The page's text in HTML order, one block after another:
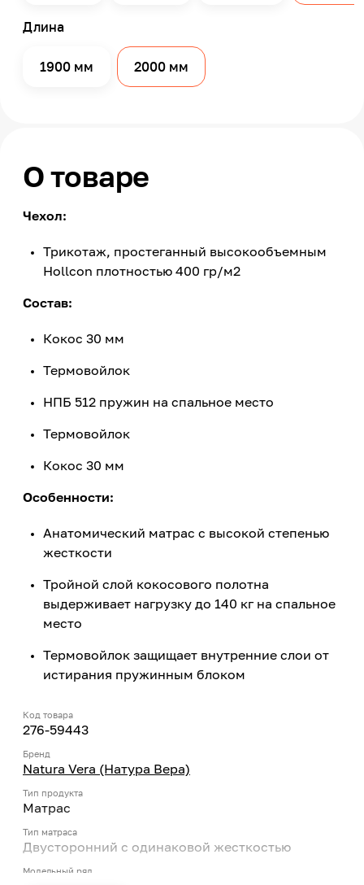
Длина
1900 мм 2000 мм
О товаре
Чехол:
Трикотаж, простеганный высокообъемным
Hollcon плотностью 400 гр/м2
Состав:
Кокос 30 мм
Термовойлок
НПБ 512 пружин на спальное место
Термовойлок
Кокос 30 мм
Особенности:
Анатомический матрас с высокой степенью
жесткости
Тройной слой кокосового полотна
выдерживает нагрузку до 140 кг на спальное
место
Термовойлок защищает внутренние слои от
истирания пружинным блоком
Код товара
276-59443
Бренд
Natura Vera (Натура Вера)
Тип продукта
Матрас
Тип матраса
Двусторонний с одинаковой жесткостью
Модельный ряд